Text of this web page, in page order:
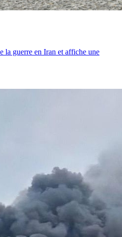
la guerre en Iran et affiche une